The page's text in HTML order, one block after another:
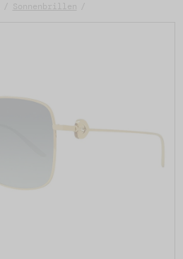
Sonnenbrillen